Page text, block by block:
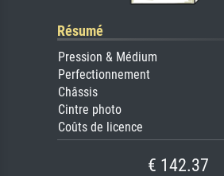
Résumé
Pression & Médium
Perfectionnement
Châssis
Cintre photo
Coûts de licence
€ 142.37